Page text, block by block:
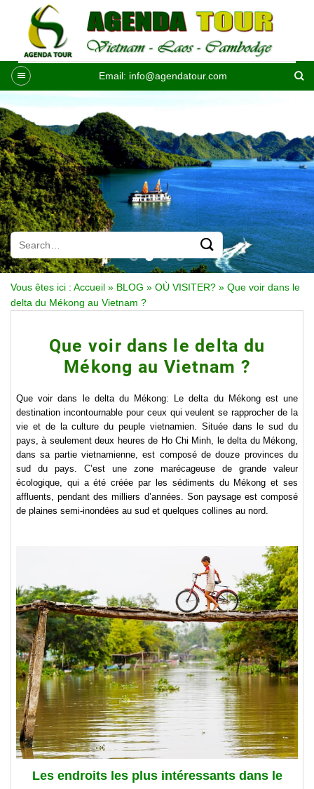
contenu
Email: info@agendatour.com
Vous êtes ici : Accueil » BLOG » OÙ VISITER? » Que voir dans le
delta du Mékong au Vietnam ?
Que voir dans le delta du
Mékong au Vietnam ?
Que voir dans le delta du Mékong: Le delta du Mékong est une
destination incontournable pour ceux qui veulent se rapprocher de la
vie et de la culture du peuple vietnamien. Située dans le sud du
pays, à seulement deux heures de Ho Chi Minh, le delta du Mékong,
dans sa partie vietnamienne, est composé de douze provinces du
sud du pays. C’est une zone marécageuse de grande valeur
écologique, qui a été créée par les sédiments du Mékong et ses
affluents, pendant des milliers d’années. Son paysage est composé
de plaines semi-inondées au sud et quelques collines au nord.
Les endroits les plus intéressants dans le